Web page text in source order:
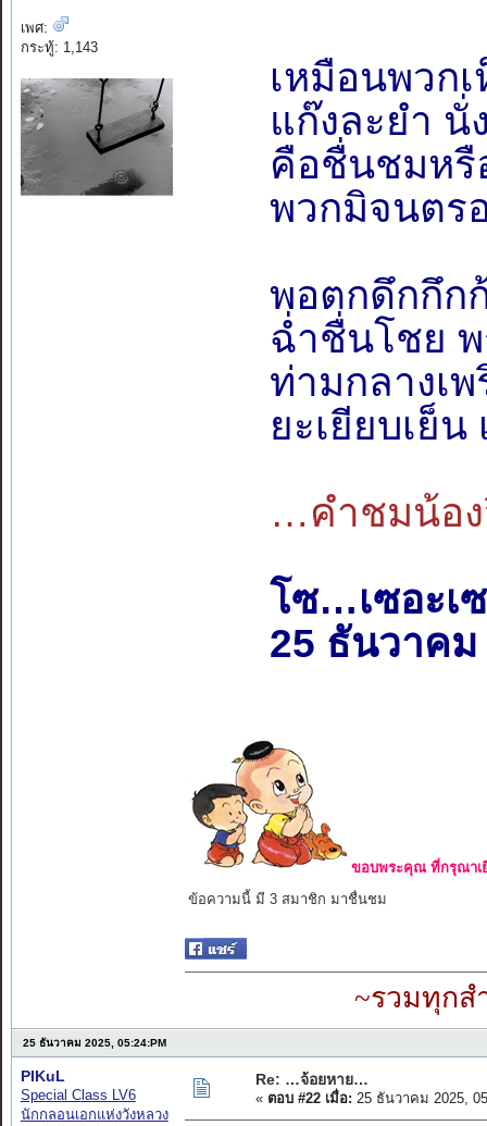
เพศ:
กระทู้: 1,143
เหมือนพวก
แก๊งละยำ นั่
คือชื่นชมห
พวกมิจนตร
พอตกดึกกึก
ฉ่ำชื่นโชย
ท่ามกลางเ
ยะเยียบเย็
…คำชมน้อ
โซ…เซอะเ
25 ธันวาคม
ขอบพระคุณ ที่กรุณาเ
ข้อความนี้ มี 3 สมาชิก มาชื่นชม
~รวมทุกส
25 ธันวาคม 2025, 05:24:PM
PIKuL
Special Class LV6
นักกลอนเอกแห่งวังหลวง
Re: …จ้อยหาย…
« ตอบ #22 เมื่อ: 25 ธันวาคม 2025,